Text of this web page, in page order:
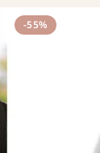
-55%